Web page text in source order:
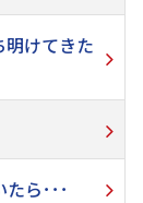
けてきた
ら･･･